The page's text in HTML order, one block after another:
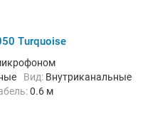
Turquoise
Вид: Внутриканальные
0.6 м